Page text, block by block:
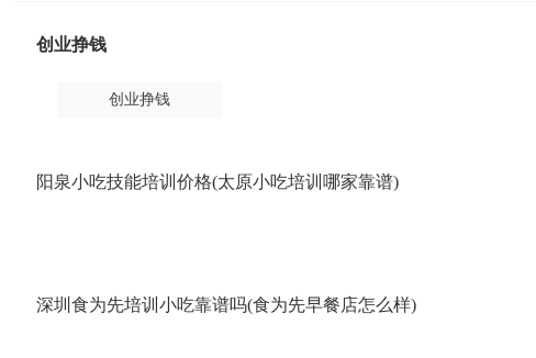
创业挣钱
创业挣钱
阳泉小吃技能培训价格(太原小吃培训哪家靠谱)
深圳食为先培训小吃靠谱吗(食为先早餐店怎么样)